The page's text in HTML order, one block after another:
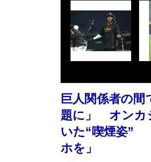
巨人関係者の
題に」 オンカ
いた“喫煙姿”
ホを」